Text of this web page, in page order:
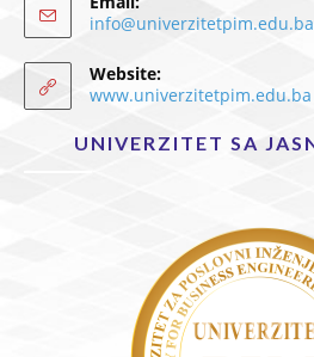
info@univerzitetpim.edu.ba
Website:
www.univerzitetpim.edu.ba
UNIVERZITET SA